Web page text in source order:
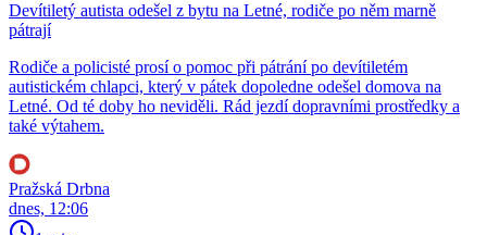
Devítiletý autista odešel z bytu na Letné, rodiče po něm marně
pátrají
Rodiče a policisté prosí o pomoc při pátrání po devítiletém
autistickém chlapci, který v pátek dopoledne odešel domova na
Letné. Od té doby ho neviděli. Rád jezdí dopravními prostředky a
také výtahem.
Pražská Drbna
dnes, 12:06